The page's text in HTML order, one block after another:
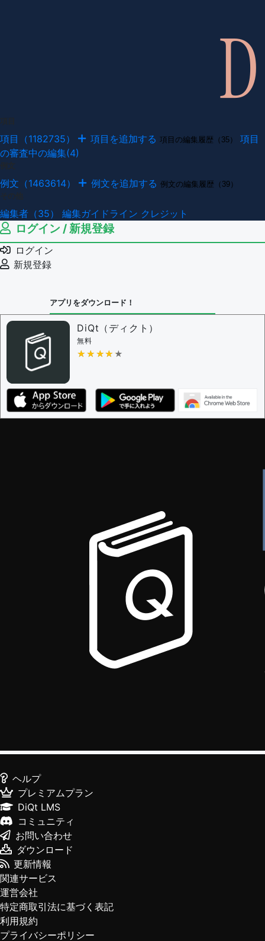
項目（1182735） 項目を追加する 項目の編集履歴（35）
項目
の審査中の編集(4)
例文（1463614） 例文を追加する 例文の編集履歴（39）
編集者（35） 編集ガイドライン クレジット
ログイン / 新規登録
ログイン
新規登録
アプリをダウンロード！
DiQt（ディクト）
無料
★★★★★
★★★★★
ヘルプ
プレミアムプラン
DiQt LMS
コミュニティ
お問い合わせ
ダウンロード
更新情報
関連サービス
運営会社
特定商取引法に基づく表記
利用規約
プライバシーポリシー